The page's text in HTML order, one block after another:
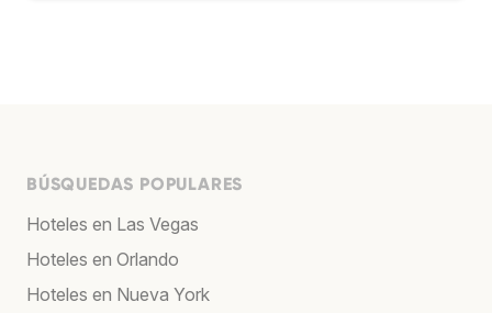
BÚSQUEDAS POPULARES
Hoteles en Las Vegas
Hoteles en Orlando
Hoteles en Nueva York